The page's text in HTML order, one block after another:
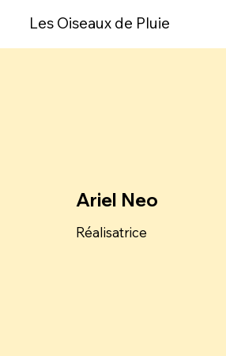
Les Oiseaux de Pluie
Ariel Neo
Réalisatrice